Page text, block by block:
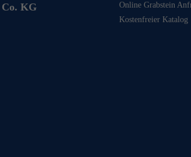
KG
Online Grabstein
Kostenfreier Katalog